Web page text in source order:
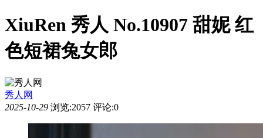
XiuRen 秀人 No.10907 甜妮 红
色短裙兔女郎
秀人网
2025-10-29 浏览:2057 评论:0